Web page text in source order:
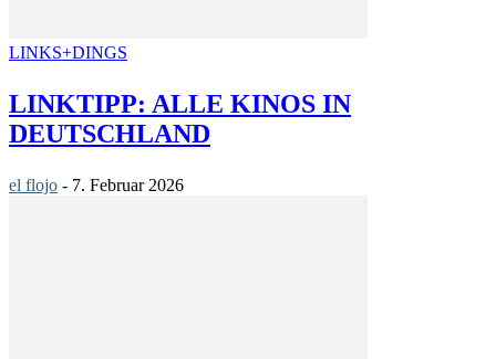
LINKS+DINGS
LINKTIPP: ALLE KINOS IN
DEUTSCHLAND
el flojo - 7. Februar 2026